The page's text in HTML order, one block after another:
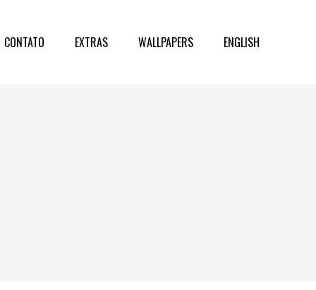
CONTATO EXTRAS WALLPAPERS ENGLISH